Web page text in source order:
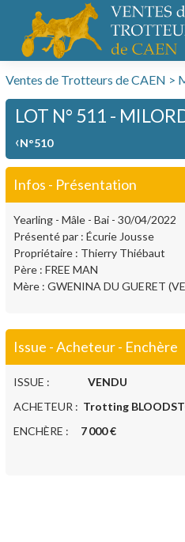
Ventes de Trotteurs de CAEN >
LOT N° 511 -
‹N°510
Infos - Présentation
Yearling - Mâle - Bai - 30/04/2022
Présenté par : Écurie Jousse
Propriétaire : Thierry Thiébaut
Père : FREE MAN
Mère : GWENINA DU GUERET
Issue - Acheteur - Enchère
ISSUE : VENDU
ACHETEUR : Trotting
ENCHÈRE : 7 000 €